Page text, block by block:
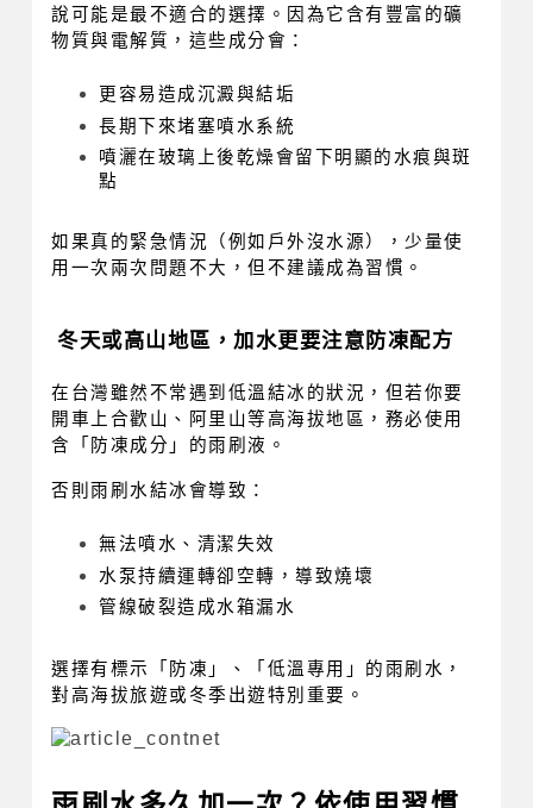
說可能是最不適合的選擇。因為它含有豐富的礦
物質與電解質，這些成分會：
更容易造成沉澱與結垢
長期下來堵塞噴水系統
噴灑在玻璃上後乾燥會留下明顯的水痕與斑
點
如果真的緊急情況（例如戶外沒水源），少量使
用一次兩次問題不大，但不建議成為習慣。
冬天或高山地區，加水更要注意防凍配方
在台灣雖然不常遇到低溫結冰的狀況，但若你要
開車上合歡山、阿里山等高海拔地區，務必使用
含「防凍成分」的雨刷液。
否則雨刷水結冰會導致：
無法噴水、清潔失效
水泵持續運轉卻空轉，導致燒壞
管線破裂造成水箱漏水
選擇有標示「防凍」、「低溫專用」的雨刷水，
對高海拔旅遊或冬季出遊特別重要。